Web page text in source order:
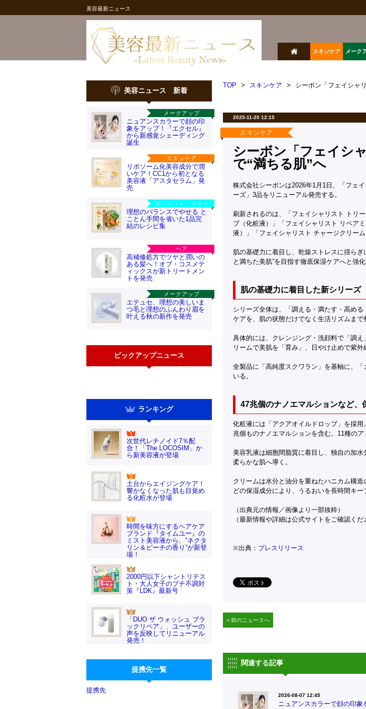
美容最新ニュース
スキンケア メーク
美容ニュース 新着
メークアップ
ニュアンスカラーで顔の印
象をアップ！『エクセル』
から新感覚シェーディング
誕生
スキンケア
リポソーム化美容成分で潤
いケア！CC1から初となる
美容液「アスタセラム」発
売
ダイエット・ボディ
理想のバランスでやせる と
ことん手間を省いた1品完
結のレシピ集
ヘア
高補修処方でツヤと潤いの
ある髪へ！オブ・コスメテ
ィックスが新トリートメン
トを発売
メークアップ
エテュセ、理想の美しいま
つ毛と理想のふんわり眉を
叶える秋の新作を発売
ピックアップニュース
ランキング
次世代レチノイド7％配
合！「The LOCOSIM」か
ら新美容液が登場
土台からエイジングケア！
響かなくなった肌も目覚め
る化粧水が登場
時間を味方にするヘアケア
ブランド『タイムユー』の
ミスト美容液から、“ネクタ
リン＆ピーチの香り”が新登
場！
2000円以下シャントリテス
ト・大人女子のプチ不調対
策『LDK』最新号
「DUO ザ ウォッシュ ブラ
ックリペア」、ユーザーの
声を反映してリニューアル
発売！
提携先一覧
提携先
TOP > スキンケア > シーボン「フェイシャ
2025-11-20 12:15
スキンケア
シーボン「フェイシ
で“満ちる肌”へ
株式会社シーボンは2026年1月1日、「フェ
ーズ」3品をリニューアル発売する。
刷新されるのは、「フェイシャリスト トリ
プ（化粧液）」「フェイシャリスト リペア
液）」「フェイシャリスト チャージクリーム
肌の基礎力に着目し、乾燥ストレスに揺らぎ
と満ちた美肌”を目指す徹底保湿ケアへと強化
肌の基礎力に着目した新シリーズ
シリーズ全体は、「調える・満たす・高め
ケアを、肌の状態だけでなく生活リズムまで
具体的には、クレンジング・洗顔料で「調
リームで美肌を「育み」、日やけ止めで紫外
全製品に「高純度スクワラン」を基軸に、
いる。
47兆個のナノエマルションなど、
化粧液には「アクアオイルドロップ」を採
兆個ものナノエマルションを含む。11種の
美容乳液は細胞間脂質に着目し、独自の加
柔らかな肌へ導く。
クリームは水分と油分を重ねたハニカム構
どの保湿成分により、うるおいを長時間キー
（出典元の情報／画像より一部抜粋）
（最新情報や詳細は公式サイトをご確認くだ
※出典： プレスリリース
< 前のニュースへ
関連する記事
2026-08-07 12:45
ニュアンスカラーで顔の印象